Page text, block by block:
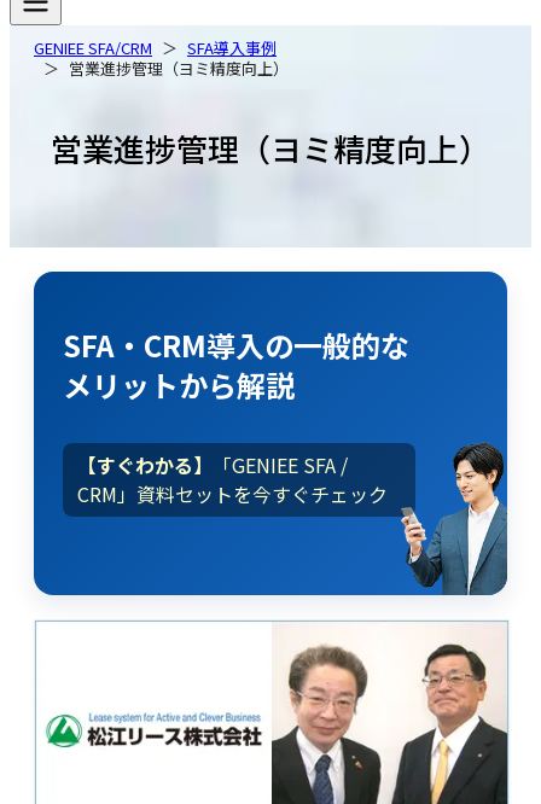
GENIEE SFA/CRM
SFA導入事例
営業進捗管理（ヨミ精度向上）
営業進捗管理（ヨミ精度向上）
SFA・CRM導入の一般的な
メリットから解説
【すぐわかる】
「GENIEE SFA /
CRM」資料セットを今すぐチェック